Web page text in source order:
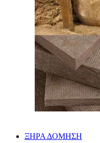
ΞΗΡΑ ΔΟΜΗΣΗ